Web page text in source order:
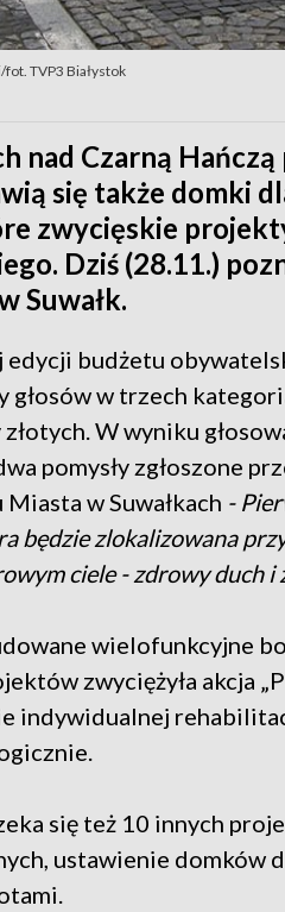
fot. TVP3 Białystok
nad Czarną
się także domki
zwycięskie
Dziś (28.11.)
Suwałk.
budżetu
głosów w trzech
W wyniku
pomysły zgłoszone
w Suwałkach -
będzie zlokalizowana
ciele - zdrowy duch i
wielofunkcyjne
zwyciężyła akcja
indywidualnej
się też 10 innych
ustawienie domków